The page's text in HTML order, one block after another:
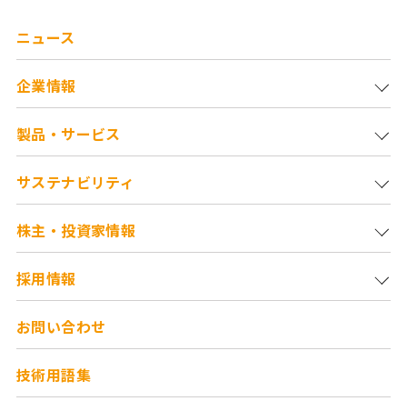
ニュース
企業情報
製品・サービス
サステナビリティ
株主・投資家情報
採用情報
お問い合わせ
技術用語集